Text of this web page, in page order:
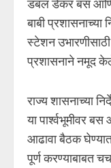
डबल डेकर बस आणि
बाबी
स्टेशन
प्रशासनाने नमूद
राज्य शासनाच्या
या पार्श्वभूमीवर
आढावा बैठक
पूर्ण करण्याबाबत